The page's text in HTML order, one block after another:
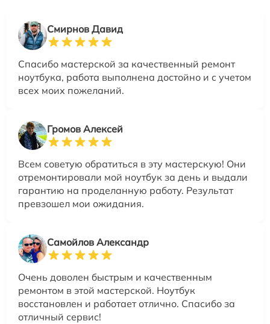
Смирнов Давид
Спасибо мастерской за качественный ремонт
ноутбука, работа выполнена достойно и с учетом
всех моих пожеланий.
Громов Алексей
Всем советую обратиться в эту мастерскую! Они
отремонтировали мой ноутбук за день и выдали
гарантию на проделанную работу. Результат
превзошел мои ожидания.
Самойлов Александр
Очень доволен быстрым и качественным
ремонтом в этой мастерской. Ноутбук
восстановлен и работает отлично. Спасибо за
отличный сервис!